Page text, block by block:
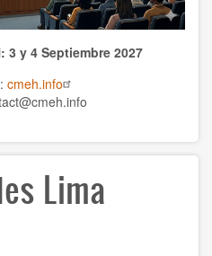
3 y 4 Septiembre 2027
cmeh.info
Lima